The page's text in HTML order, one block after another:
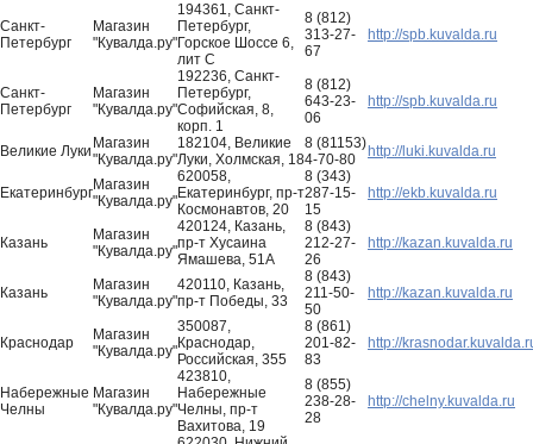
Санкт-
Петербург
Магазин
"Кувалда.ру"
194361, Санкт-
Петербург,
Горское Шоссе 6,
лит С
8 (812)
313-27-
67
http://spb.kuvalda.ru
Санкт-
Петербург
Магазин
"Кувалда.ру"
192236, Санкт-
Петербург,
Софийская, 8,
корп. 1
8 (812)
643-23-
06
http://spb.kuvalda.ru
Великие Луки Магазин
"Кувалда.ру"
182104, Великие
Луки, Холмская, 18
8 (81153)
4-70-80
http://luki.kuvalda.ru
ЕкатеринбургМагазин
"Кувалда.ру"
620058,
Екатеринбург, пр-т
Космонавтов, 20
8 (343)
287-15-
15
http://ekb.kuvalda.ru
Казань
Магазин
"Кувалда.ру"
420124, Казань,
пр-т Хусаина
Ямашева, 51А
8 (843)
212-27-
26
http://kazan.kuvalda.ru
Казань
Магазин
"Кувалда.ру"
420110, Казань,
пр-т Победы, 33
8 (843)
211-50-
50
http://kazan.kuvalda.ru
Краснодар
Магазин
"Кувалда.ру"
350087,
Краснодар,
Российская, 355
8 (861)
201-82-
83
http://
Набережные
Челны
Магазин
"Кувалда.ру"
423810,
Набережные
Челны, пр-т
Вахитова, 19
8 (855)
238-28-
28
http://chelny.kuvalda.ru